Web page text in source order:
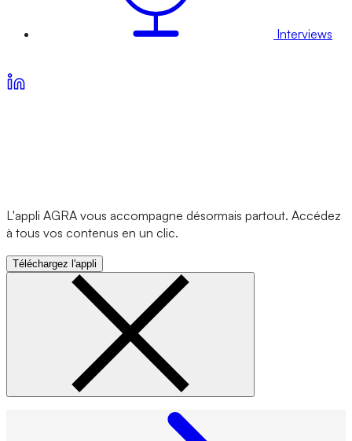
Interviews
L'appli AGRA vous accompagne désormais partout. Accédez
à tous vos contenus en un clic.
Téléchargez l'appli